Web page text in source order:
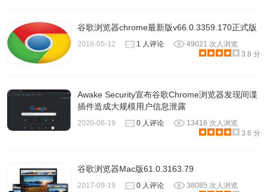
谷歌浏览器chrome最新版v66.0.3359.170正式版
2018-05-12 1 人评论
49021 次人浏览
3.8 分
Awake Security宣布谷歌Chrome浏览器发现间谍
插件造成大规模用户信息泄露
2020-06-19 0 人评论
13416 次人浏览
3.6 分
谷歌浏览器Mac版61.0.3163.79
2017-09-19 0 人评论
38085 次人浏览